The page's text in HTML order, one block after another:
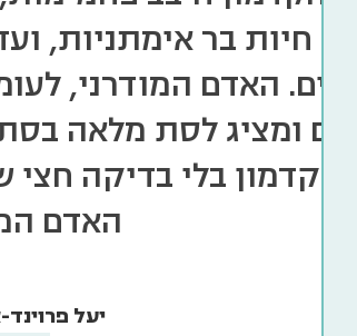
חיות בר אימתניות,
האדם המודרני,
ומציג לסת מלאה
הקדמון בלי בדיקה
האדם
יעל